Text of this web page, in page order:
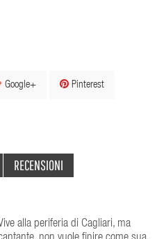
Google+ Pinterest
RECENSIONI
alla periferia di Cagliari, ma